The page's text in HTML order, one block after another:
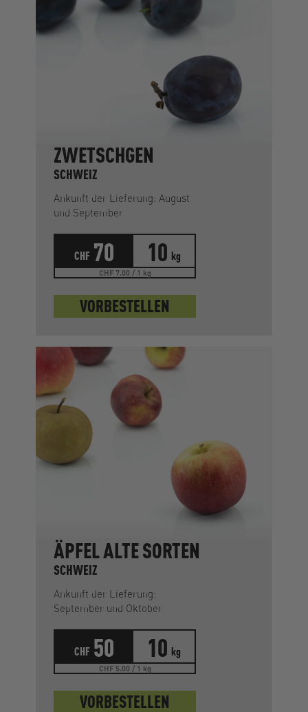
ZWETSCHGEN
SCHWEIZ
Ankunft der Lieferung: August
und September
CHF 70 10 kg
CHF 7.00 / 1 kg
VORBESTELLEN
ÄPFEL ALTE SORTEN
SCHWEIZ
Ankunft der Lieferung:
September und Oktober
CHF 50 10 kg
CHF 5.00 / 1 kg
VORBESTELLEN